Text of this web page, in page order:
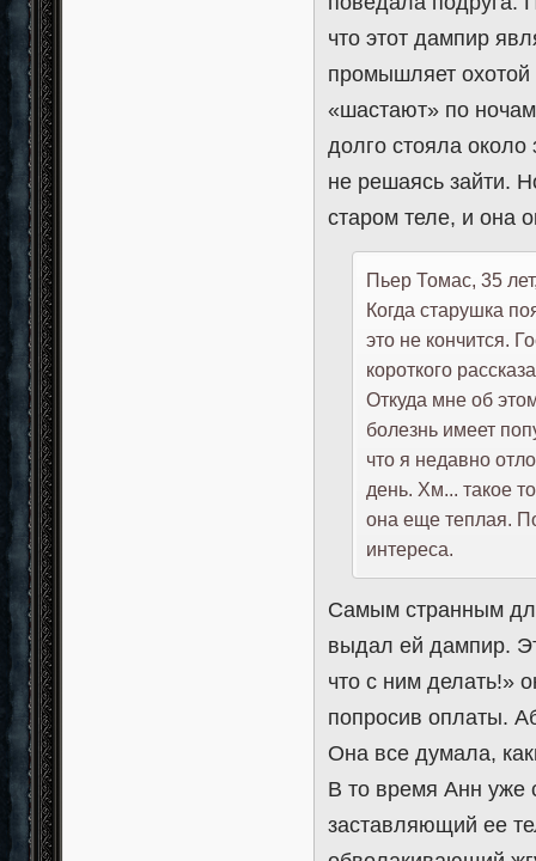
что этот дампир
промышляет
«шастают» по
долго стояла около
не решаясь зайти.
старом теле, и она
Пьер Томас, 35
Когда старушка
это не кончится.
короткого
Откуда мне об
болезнь имеет
что я недавно
день. Хм... такое
она еще теплая.
интереса.
Самым странным
выдал ей дампир.
что с ним делать!»
попросив оплаты.
Она все думала,
В то время Анн уже
заставляющий ее